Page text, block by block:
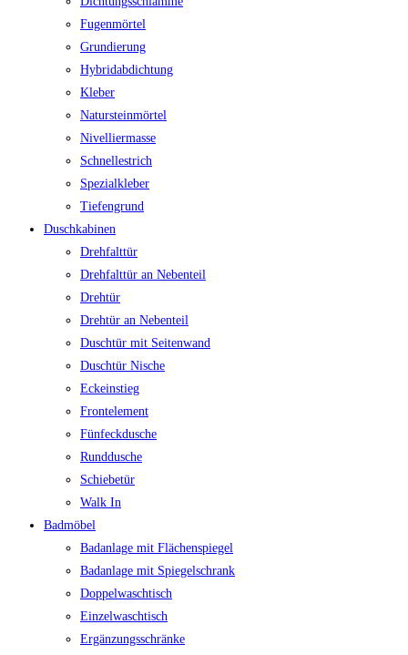
Fugenmörtel
Grundierung
Hybridabdichtung
Kleber
Natursteinmörtel
Nivelliermasse
Schnellestrich
Spezialkleber
Tiefengrund
Duschkabinen
Drehfalttür
Drehfalttür an Nebenteil
Drehtür
Drehtür an Nebenteil
Duschtür mit Seitenwand
Duschtür Nische
Eckeinstieg
Frontelement
Fünfeckdusche
Runddusche
Schiebetür
Walk In
Badmöbel
Badanlage mit Flächenspiegel
Badanlage mit Spiegelschrank
Doppelwaschtisch
Einzelwaschtisch
Ergänzungsschränke